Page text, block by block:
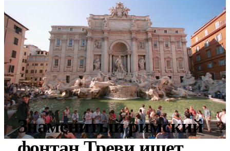
Знаменитый римский